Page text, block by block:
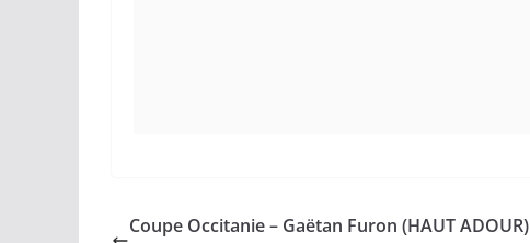
Coupe Occitanie – Gaëtan Furon (HAUT ADOUR)